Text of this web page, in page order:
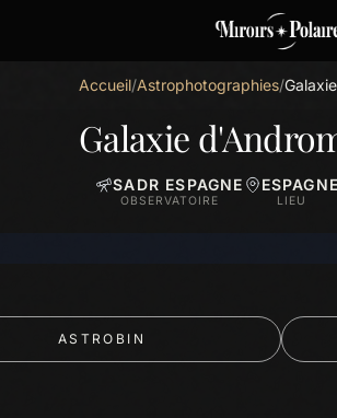
Accueil/Astrophotographies/
Galaxie
SADR ESPAGNE
OBSERVATOIRE
ESPAGNE
LIEU
ASTROBIN